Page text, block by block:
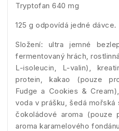
Tryptofan 640 mg
125 g odpovídá jedné dávce.
Složení: ultra jemné
fermentovaný hrách,
L-isoleucin, L-valin),
protein, kakao (pouze
Fudge a Cookies &
voda v prášku, šedá mořská
čokoládové aroma (pouze
aroma karamelového